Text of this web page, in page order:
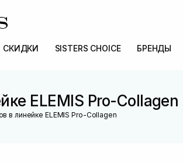
СКИДКИ SISTERS CHOICE БРЕНДЫ
ELEMIS Pro-Collagen
в линейке ELEMIS Pro-Collagen